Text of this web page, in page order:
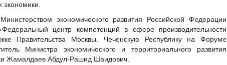
экономики.
экономического развития Российской Федерации
центр компетенций в сфере производительности
Правительства Москвы. Чеченскую Республику на Форуме
Министра экономического и территориального развития
Жамалдаев Абдул-Рашид Шаидович.